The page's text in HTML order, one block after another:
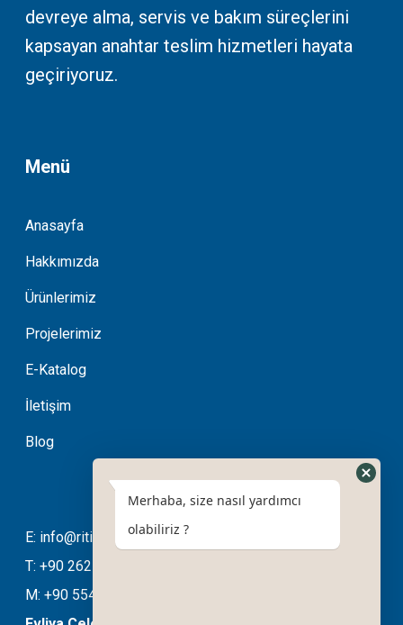
devreye alma, servis ve bakım süreçlerini
kapsayan anahtar teslim hizmetleri hayata
geçiriyoruz.
Menü
Anasayfa
Hakkımızda
Ürünlerimiz
Projelerimiz
E-Katalog
İletişim
Blog
E: info@ritimotomasyon.com
T: +90 262 643 20 94
M: +90 554 508 76 03
Merhaba, size nasıl yardımcı
olabiliriz ?